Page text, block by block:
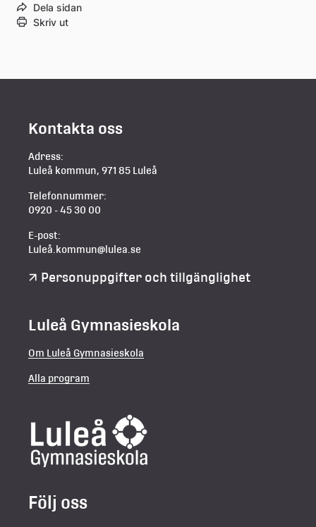
Dela sidan
Skriv ut
Kontakta oss
Adress:
Luleå kommun, 971 85 Luleå
Telefonnummer:
0920 - 45 30 00
E-post:
Luleå.kommun@lulea.se
Personuppgifter och tillgänglighet
Luleå Gymnasieskola
Om Luleå Gymnasieskola
Alla program
Följ oss